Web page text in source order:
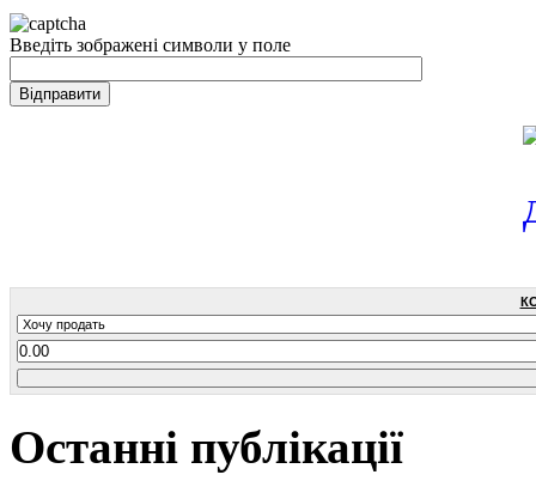
Введіть зображені символи у поле
Останні публікації